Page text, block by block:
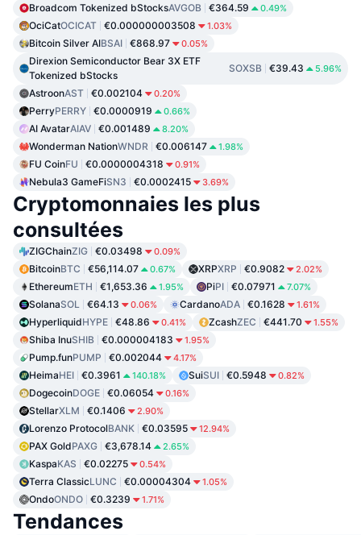
Broadcom Tokenized bStocksAVGOB €364.59 0.49%
OciCatOCICAT €0.000000003508 1.03%
Bitcoin Silver AIBSAI €868.97 0.05%
Direxion Semiconductor Bear 3X ETF
Tokenized bStocks
SOXSB €39.43 5.96%
AstroonAST €0.002104 0.20%
PerryPERRY €0.0000919 0.66%
AI AvatarAIAV €0.001489 8.20%
Wonderman NationWNDR €0.006147 1.98%
FU CoinFU €0.0000004318 0.91%
Nebula3 GameFiSN3 €0.0002415 3.69%
Cryptomonnaies les plus
consultées
ZIGChainZIG €0.03498 0.09%
BitcoinBTC €56,114.07 0.67% XRPXRP €0.9082 2.02%
EthereumETH €1,653.36 1.95% PiPI €0.07971 7.07%
SolanaSOL €64.13 0.06% CardanoADA €0.1628 1.61%
HyperliquidHYPE €48.86 0.41% ZcashZEC €441.70 1.55%
Shiba InuSHIB €0.000004183 1.95%
Pump.funPUMP €0.002044 4.17%
HeimaHEI €0.3961 140.18% SuiSUI €0.5948 0.82%
DogecoinDOGE €0.06054 0.16%
StellarXLM €0.1406 2.90%
Lorenzo ProtocolBANK €0.03595 12.94%
PAX GoldPAXG €3,678.14 2.65%
KaspaKAS €0.02275 0.54%
Terra ClassicLUNC €0.00004304 1.05%
OndoONDO €0.3239 1.71%
Tendances